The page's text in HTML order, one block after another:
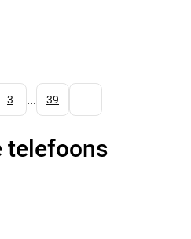
3 ... 39
telefoons